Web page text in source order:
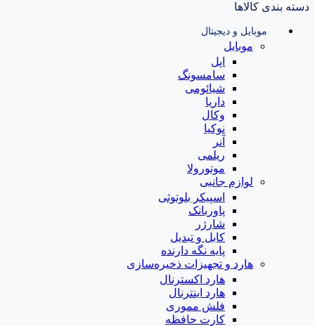
دسته بندی کالاها
موبایل و دیجیتال
موبایل
اپل
سامسونگ
شیائومی
داریا
وکال
نوکیا
آنر
ریلمی
موتورولا
لوازم جانبی
اسپیکر بلوتوثی
پاوربانک
شارژر
کابل و تبدیل
پایه نگه دارنده
هارد و تجهیزات ذخیره‌سازی
هارد اکسترنال
هارد اینترنال
فلش مموری
کارت حافظه